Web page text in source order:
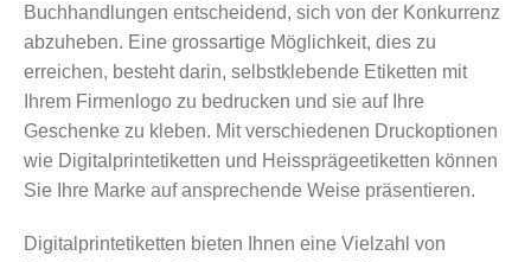
Buchhandlungen entscheidend, sich von der Konkurrenz
abzuheben. Eine grossartige Möglichkeit, dies zu
erreichen, besteht darin, selbstklebende Etiketten mit
Ihrem Firmenlogo zu bedrucken und sie auf Ihre
Geschenke zu kleben. Mit verschiedenen Druckoptionen
wie Digitalprintetiketten und Heissprägeetiketten können
Sie Ihre Marke auf ansprechende Weise präsentieren.
Digitalprintetiketten bieten Ihnen eine Vielzahl von